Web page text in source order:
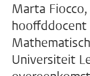
Marta
Universiteit